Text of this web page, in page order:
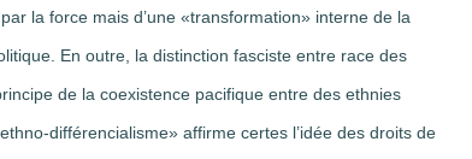
la force mais d’une «transformation» interne de la
En outre, la distinction fasciste entre race des
de la coexistence pacifique entre des ethnies
différencialisme» affirme certes l’idée des droits de